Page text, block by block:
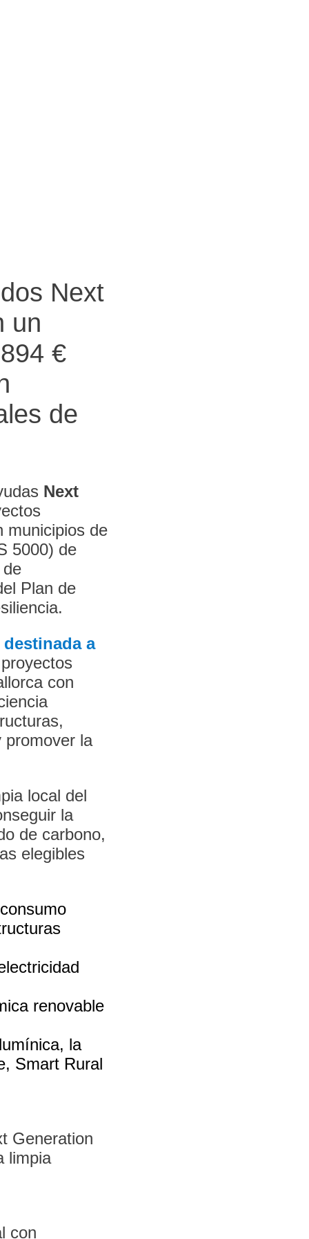
Next
un
€
de
Next
municipios de
5000) de
Plan de
destinada a
con
promover la
local del
la
de carbono,
elegibles
renovable
la
Smart Rural
Generation
limpia
con